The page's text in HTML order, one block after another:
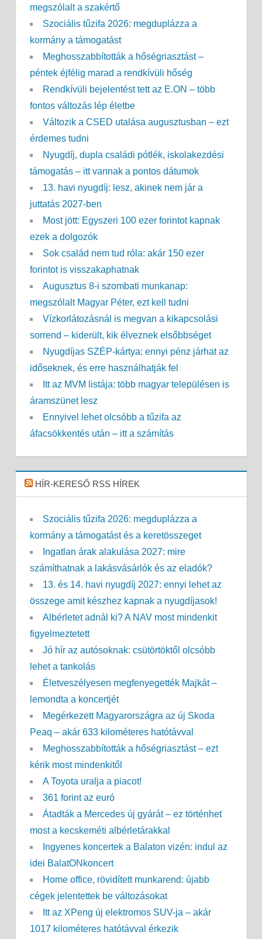
megszólalt a szakértő
Szociális tűzifa 2026: megduplázza a
kormány a támogatást
Meghosszabbították a hőségriasztást –
péntek éjfélig marad a rendkívüli hőség
Rendkívüli bejelentést tett az E.ON – több
fontos változás lép életbe
Változik a CSED utalása augusztusban – ezt
érdemes tudni
Nyugdíj, dupla családi pótlék, iskolakezdési
támogatás – itt vannak a pontos dátumok
13. havi nyugdíj: lesz, akinek nem jár a
juttatás 2027-ben
Most jött: Egyszeri 100 ezer forintot kapnak
ezek a dolgozók
Sok család nem tud róla: akár 150 ezer
forintot is visszakaphatnak
Augusztus 8-i szombati munkanap:
megszólalt Magyar Péter, ezt kell tudni
Vízkorlátozásnál is megvan a kikapcsolási
sorrend – kiderült, kik élveznek elsőbbséget
Nyugdíjas SZÉP-kártya: ennyi pénz járhat az
időseknek, és erre használhatják fel
Itt az MVM listája: több magyar településen is
áramszünet lesz
Ennyivel lehet olcsóbb a tűzifa az
áfacsökkentés után – itt a számítás
HÍR-KERESŐ RSS HÍREK
Szociális tűzifa 2026: megduplázza a
kormány a támogatást és a keretösszeget
Ingatlan árak alakulása 2027: mire
számíthatnak a lakásvásárlók és az eladók?
13. és 14. havi nyugdíj 2027: ennyi lehet az
összege amit készhez kapnak a nyugdíjasok!
Albérletet adnál ki? A NAV most mindenkit
figyelmeztetett
Jó hír az autósoknak: csütörtöktől olcsóbb
lehet a tankolás
Életveszélyesen megfenyegették Majkát –
lemondta a koncertjét
Megérkezett Magyarországra az új Skoda
Peaq – akár 633 kilométeres hatótávval
Meghosszabbították a hőségriasztást – ezt
kérik most mindenkitől
A Toyota uralja a piacot!
361 forint az euró
Átadták a Mercedes új gyárát – ez történhet
most a kecskeméti albérletárakkal
Ingyenes koncertek a Balaton vizén: indul az
idei BalatONkoncert
Home office, rövidített munkarend: újabb
cégek jelentettek be változásokat
Itt az XPeng új elektromos SUV-ja – akár
1017 kilométeres hatótávval érkezik